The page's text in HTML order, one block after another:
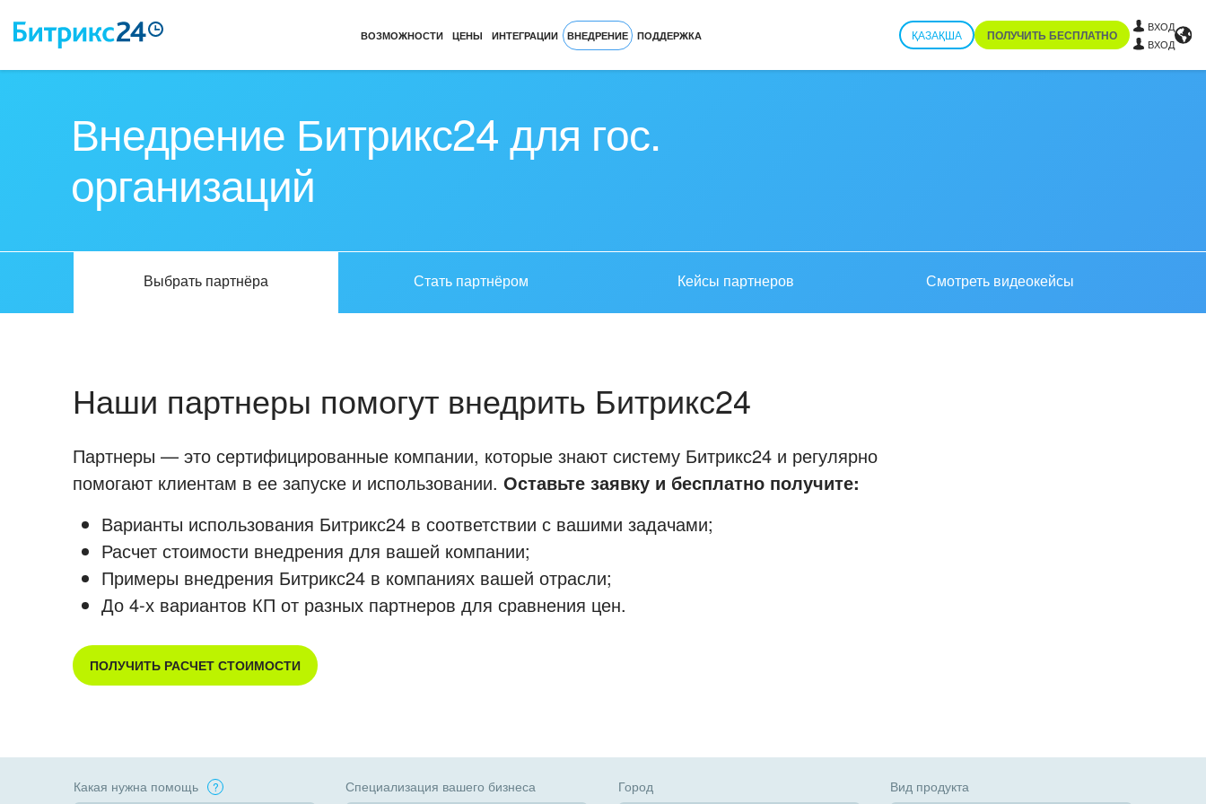
ВОЗМОЖНОСТИ ЦЕНЫ ИНТЕГРАЦИИ ВНЕДРЕНИЕ ПОДДЕРЖКА ҚАЗАҚША ПОЛУЧИТЬ БЕСПЛАТНО
ВХОД
ВХОД
Внедрение Битрикс24 для гос.
организаций
Выбрать партнёра Стать партнёром Кейсы партнеров Смотреть видеокейсы
Наши партнеры помогут внедрить Битрикс24
Партнеры — это сертифицированные компании, которые знают систему Битрикс24 и регулярно
помогают клиентам в ее запуске и использовании. Оставьте заявку и бесплатно получите:
Варианты использования Битрикс24 в соответствии с вашими задачами;
Расчет стоимости внедрения для вашей компании;
Примеры внедрения Битрикс24 в компаниях вашей отрасли;
До 4-х вариантов КП от разных партнеров для сравнения цен.
ПОЛУЧИТЬ РАСЧЕТ СТОИМОСТИ
Какая нужна помощь Специализация вашего бизнеса Город Вид продукта